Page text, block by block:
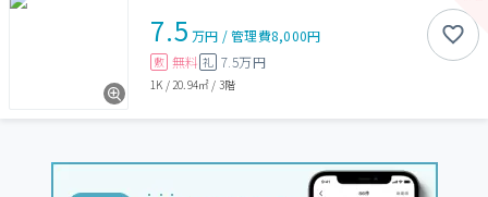
7.5 万円 /管理費8,000円
敷 無料 礼 7.5万円
1K / 20.94㎡ / 3階